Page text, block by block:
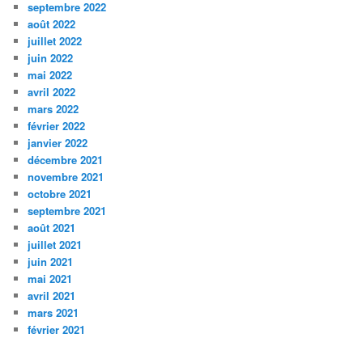
septembre 2022
août 2022
juillet 2022
juin 2022
mai 2022
avril 2022
mars 2022
février 2022
janvier 2022
décembre 2021
novembre 2021
octobre 2021
septembre 2021
août 2021
juillet 2021
juin 2021
mai 2021
avril 2021
mars 2021
février 2021